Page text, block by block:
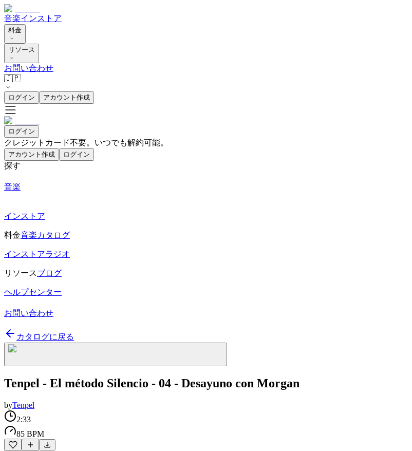
音楽インストア
料金
リソース
お問い合わせ
🇯🇵
ログイン アカウント作成
ログイン
クレジットカード不要。いつでも解約可能。
アカウント作成 ログイン
探す
音楽
インストア
料金音楽カタログ
インストアラジオ
リソースブログ
ヘルプセンター
お問い合わせ
カタログに戻る
Tenpel - El método Silencio - 04 - Desayuno con Morgan
byTenpel
2:33
85 BPM